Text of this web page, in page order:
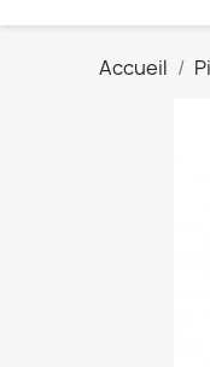
Accueil